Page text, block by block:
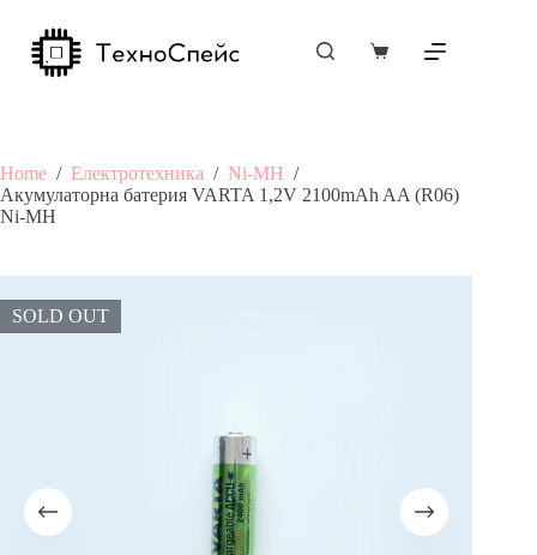
content
Shopping
Home / Електротехника / Ni-MH /
Акумулаторна батерия VARTA 1,2V 2100mAh AA (R06)
Ni-MH
SOLD OUT